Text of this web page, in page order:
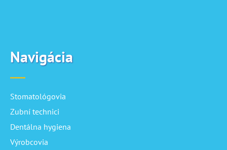
Navigácia
Stomatológovia
Zubní technici
Dentálna hygiena
Výrobcovia